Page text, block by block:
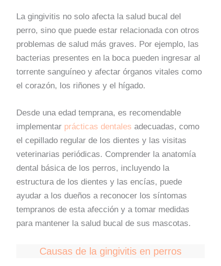
La gingivitis no solo afecta la salud bucal del
perro, sino que puede estar relacionada con otros
problemas de salud más graves. Por ejemplo, las
bacterias presentes en la boca pueden ingresar al
torrente sanguíneo y afectar órganos vitales como
el corazón, los riñones y el hígado.
Desde una edad temprana, es recomendable
implementar prácticas dentales adecuadas, como
el cepillado regular de los dientes y las visitas
veterinarias periódicas. Comprender la anatomía
dental básica de los perros, incluyendo la
estructura de los dientes y las encías, puede
ayudar a los dueños a reconocer los síntomas
tempranos de esta afección y a tomar medidas
para mantener la salud bucal de sus mascotas.
Causas de la gingivitis en perros